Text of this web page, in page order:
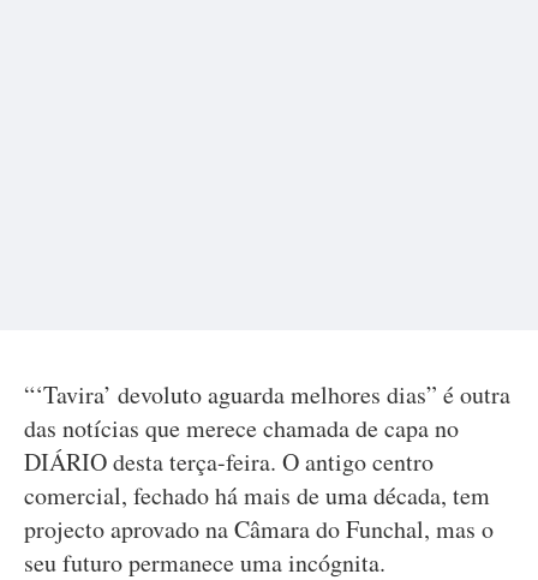
“‘Tavira’ devoluto aguarda melhores dias” é outra
das notícias que merece chamada de capa no
DIÁRIO desta terça-feira. O antigo centro
comercial, fechado há mais de uma década, tem
projecto aprovado na Câmara do Funchal, mas o
seu futuro permanece uma incógnita.